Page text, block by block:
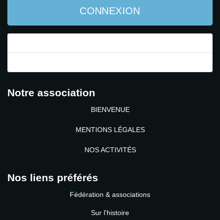
CONNEXION
Notre association
BIENVENUE
MENTIONS LÉGALES
NOS ACTIVITÉS
Nos liens préférés
Fédération & associations
Sur l'histoire